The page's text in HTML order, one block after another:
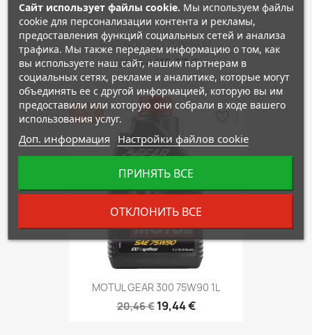
RAVENOL VSG 75W90 4L
121,66 €115,57 €
MOTUL GEAR 300 75W90 1L
20,46 € 19,44 €
-5%
Сайт использует файлы cookie. Мы используем файлы
cookie для персонализации контента и рекламы,
предоставления функций социальных сетей и анализа
трафика. Мы также передаем информацию о том, как
вы используете наш сайт, нашим партнерам в
социальных сетях, рекламе и аналитике, которые могут
объединять ее с другой информацией, которую вы им
предоставили или которую они собрали в ходе вашего
использования услуг.
Доп. информация Настройки файлов cookie
ОТКЛОНИТЬ ВСЕ
ПРИНЯТЬ ВСЕ